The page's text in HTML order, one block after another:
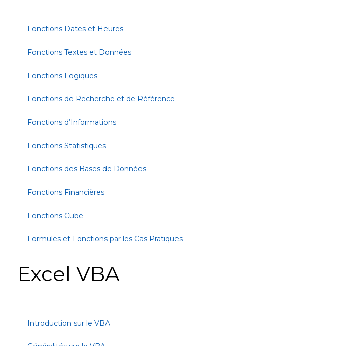
Fonctions Dates et Heures
Fonctions Textes et Données
Fonctions Logiques
Fonctions de Recherche et de Référence
Fonctions d’Informations
Fonctions Statistiques
Fonctions des Bases de Données
Fonctions Financières
Fonctions Cube
Formules et Fonctions par les Cas Pratiques
Excel VBA
Introduction sur le VBA